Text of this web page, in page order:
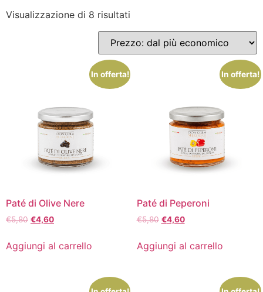
Visualizzazione di 8 risultati
In offerta!
Paté di Olive Nere
€5,80 €4,60
Aggiungi al carrello
In offerta!
Paté di Peperoni
€5,80 €4,60
Aggiungi al carrello